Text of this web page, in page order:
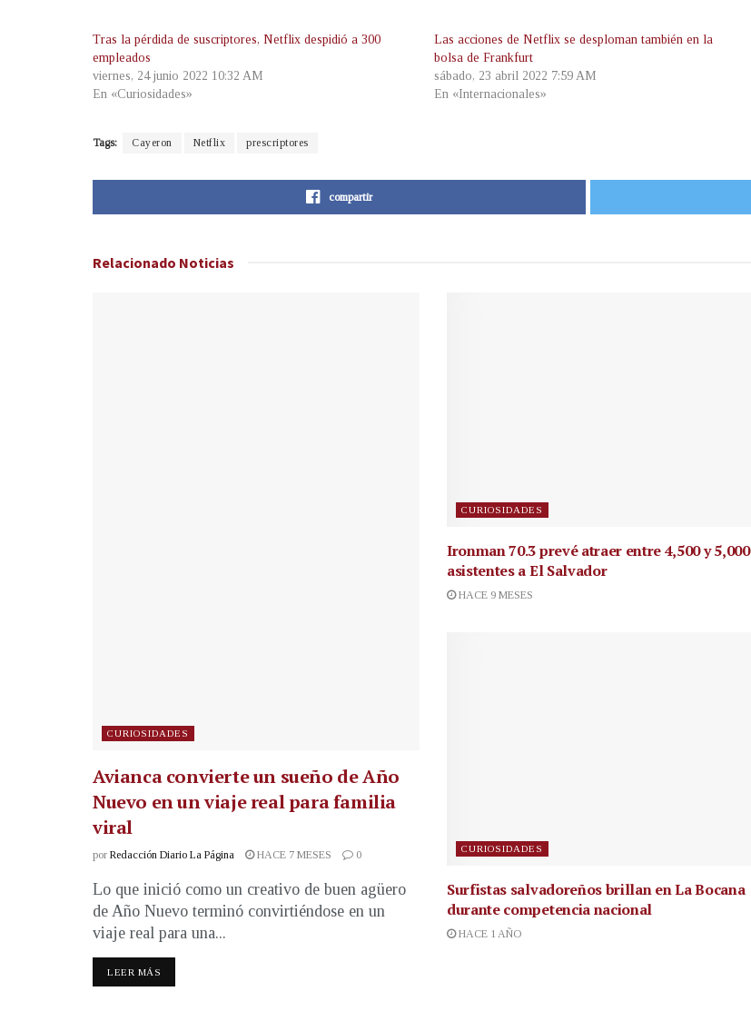
Tras la pérdida de suscriptores, Netflix despidió a 300
empleados
viernes, 24 junio 2022 10:32 AM
En «Curiosidades»
Las acciones de Netflix se desploman también en la
bolsa de Frankfurt
sábado, 23 abril 2022 7:59 AM
En «Internacionales»
Tags: Cayeron Netflix prescriptores
compartir
Relacionado Noticias
CURIOSIDADES
Avianca convierte un sueño de Año
Nuevo en un viaje real para familia
viral
por Redacción Diario La Página HACE 7 MESES 0
Lo que inició como un creativo de buen agüero
de Año Nuevo terminó convirtiéndose en un
viaje real para una...
LEER MÁS
CURIOSIDADES
Ironman 70.3 prevé atraer entre 4,500 y 5,000
asistentes a El Salvador
HACE 9 MESES
CURIOSIDADES
Surfistas salvadoreños brillan en La Bocana
durante competencia nacional
HACE 1 AÑO